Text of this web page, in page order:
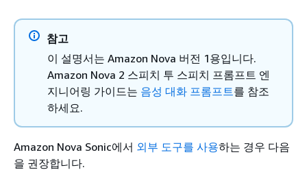
참고
이 설명서는 Amazon Nova 버전 1용입니다.
Amazon Nova 2 스피치 투 스피치 프롬프트 엔
지니어링 가이드는 음성 대화 프롬프트를 참조
하세요.
Amazon Nova Sonic에서 외부 도구를 사용하는 경우 다음
을 권장합니다.